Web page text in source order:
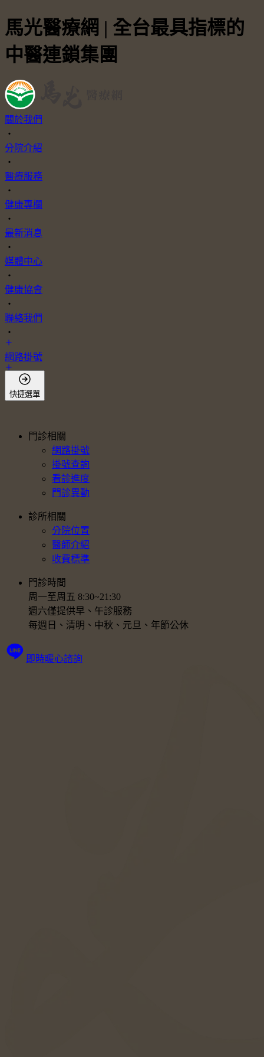
馬光醫療網 | 全台最具指標的
中醫連鎖集團
關於我們
・
分院介紹
・
醫療服務
・
健康專欄
・
最新消息
・
媒體中心
・
健康協會
・
聯絡我們
・
網路掛號
會員登入
快捷選單
門診相關
網路掛號
掛號查詢
看診進度
門診異動
診所相關
分院位置
醫師介紹
收費標準
門診時間
周一至周五 8:30~21:30
週六僅提供早、午診服務
每週日、清明、中秋、元旦、年節公休
即時暖心諮詢